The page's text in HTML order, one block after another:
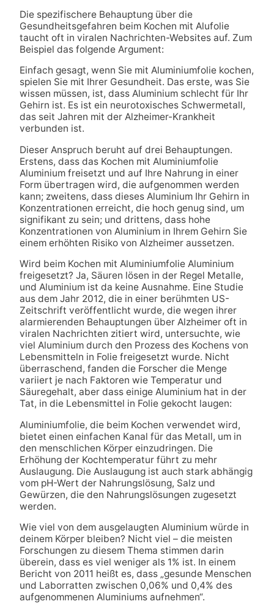
Die spezifischere Behauptung über die
Gesundheitsgefahren beim Kochen mit Alufolie
taucht oft in viralen Nachrichten-Websites auf. Zum
Beispiel das folgende Argument:
Einfach gesagt, wenn Sie mit Aluminiumfolie kochen,
spielen Sie mit Ihrer Gesundheit. Das erste, was Sie
wissen müssen, ist, dass Aluminium schlecht für Ihr
Gehirn ist. Es ist ein neurotoxisches Schwermetall,
das seit Jahren mit der Alzheimer-Krankheit
verbunden ist.
Dieser Anspruch beruht auf drei Behauptungen.
Erstens, dass das Kochen mit Aluminiumfolie
Aluminium freisetzt und auf Ihre Nahrung in einer
Form übertragen wird, die aufgenommen werden
kann; zweitens, dass dieses Aluminium Ihr Gehirn in
Konzentrationen erreicht, die hoch genug sind, um
signifikant zu sein; und drittens, dass hohe
Konzentrationen von Aluminium in Ihrem Gehirn Sie
einem erhöhten Risiko von Alzheimer aussetzen.
Wird beim Kochen mit Aluminiumfolie Aluminium
freigesetzt? Ja, Säuren lösen in der Regel Metalle,
und Aluminium ist da keine Ausnahme. Eine Studie
aus dem Jahr 2012, die in einer berühmten US-
Zeitschrift veröffentlicht wurde, die wegen ihrer
alarmierenden Behauptungen über Alzheimer oft in
viralen Nachrichten zitiert wird, untersuchte, wie
viel Aluminium durch den Prozess des Kochens von
Lebensmitteln in Folie freigesetzt wurde. Nicht
überraschend, fanden die Forscher die Menge
variiert je nach Faktoren wie Temperatur und
Säuregehalt, aber dass einige Aluminium hat in der
Tat, in die Lebensmittel in Folie gekocht laugen:
Aluminiumfolie, die beim Kochen verwendet wird,
bietet einen einfachen Kanal für das Metall, um in
den menschlichen Körper einzudringen. Die
Erhöhung der Kochtemperatur führt zu mehr
Auslaugung. Die Auslaugung ist auch stark abhängig
vom pH-Wert der Nahrungslösung, Salz und
Gewürzen, die den Nahrungslösungen zugesetzt
werden.
Wie viel von dem ausgelaugten Aluminium würde in
deinem Körper bleiben? Nicht viel – die meisten
Forschungen zu diesem Thema stimmen darin
überein, dass es viel weniger als 1% ist. In einem
Bericht von 2011 heißt es, dass „gesunde Menschen
und Laborratten zwischen 0,06% und 0,4% des
aufgenommenen Aluminiums aufnehmen“.